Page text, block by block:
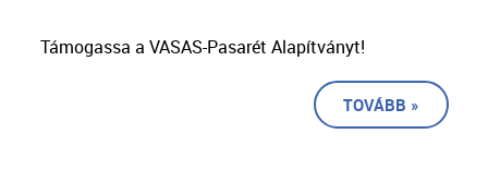
Támogassa a VASAS-Pasarét Alapítványt!
TOVÁBB »